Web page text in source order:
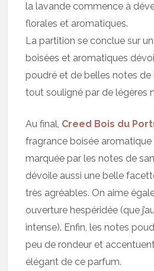
la lavande commence à
florales et aromatiques.
La partition se conclue sur
boisées et aromatiques
poudré et de belles notes de
tout souligné par de légères
Au final, Creed Bois du
fragrance boisée
marquée par les notes de
dévoile aussi une belle
très agréables. On aime
ouverture hespéridée (que
intense). Enfin, les notes
peu de rondeur et
élégant de ce parfum.